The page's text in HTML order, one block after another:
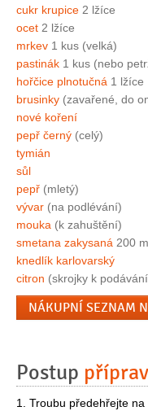
cukr krupice 2 lžíce
ocet 2 lžíce
mrkev 1 kus (velká)
pastinák 1 kus (nebo
hořčice plnotučná 1 lžíce
brusinky (zavařené, do
nové koření
pepř černý (celý)
tymián
sůl
pepř (mletý)
vývar (na podlévání)
mouka (k zahuštění)
smetana zakysaná 200
knedlík karlovarský
citron (skrojky k
NÁKUPNÍ SEZNAM
Postup
1. Troubu předehřejte